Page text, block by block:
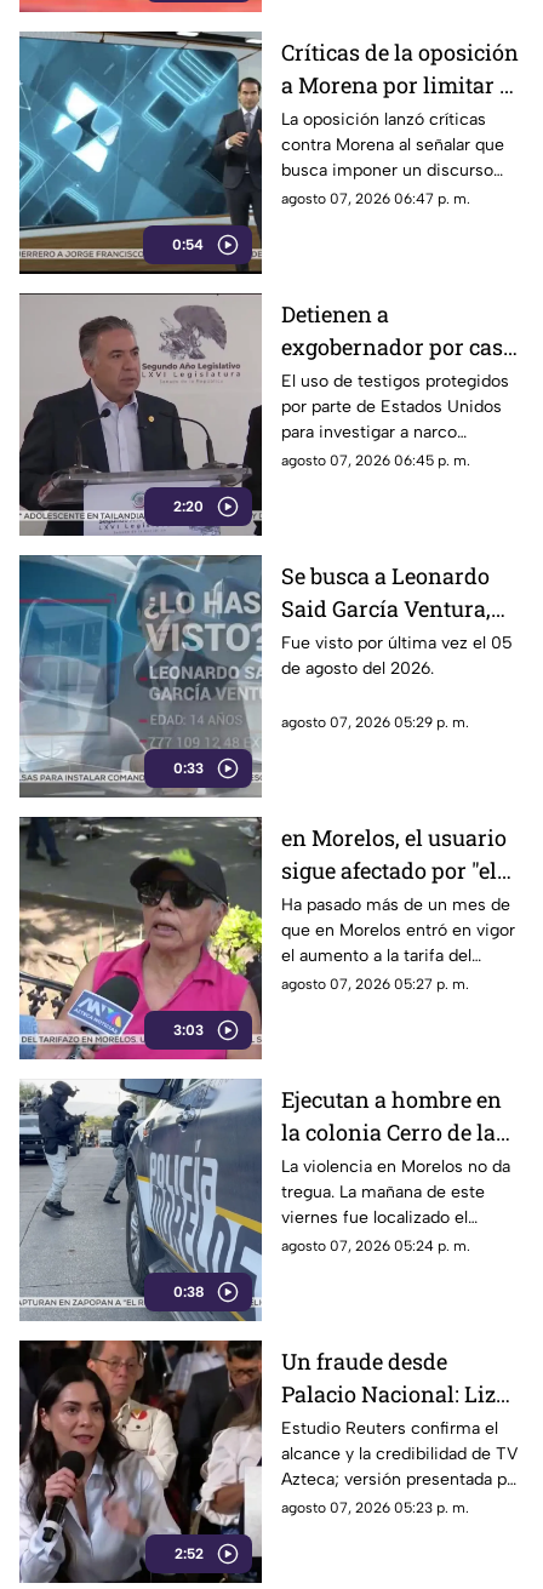
0:54
Críticas de la oposición
a Morena por limitar el
debate político
La oposición lanzó críticas
contra Morena al señalar que
busca imponer un discurso
único y limitar las voces que
agosto 07, 2026 06:47 p. m.
2:20
Detienen a
exgobernador por caso
Ayotzinapa y desaforan
a alcaldes
El uso de testigos protegidos
por parte de Estados Unidos
para investigar a narco
políticos ha sido cuestionado
entre ellos Rubén Rocha y
Enrique Inzunza.
agosto 07, 2026 06:45 p. m.
0:33
Se busca a Leonardo
Said García Ventura,
desaparecido en
Cuernavaca
Fue visto por última vez el 05
de agosto del 2026.
agosto 07, 2026 05:29 p. m.
3:03
en Morelos, el usuario
sigue afectado por "el
tarifazo"
Ha pasado más de un mes de
que en Morelos entró en vigor
el aumento a la tarifa del
transporte público. Un mes,
al interior de las unidades.
agosto 07, 2026 05:27 p. m.
0:38
Ejecutan a hombre en
la colonia Cerro de la
Corona
La violencia en Morelos no da
tregua. La mañana de este
viernes fue localizado el
cuerpo de un hombre con
agosto 07, 2026 05:24 p. m.
2:52
Un fraude desde
Palacio Nacional: Liz
Vilchis intentó
desvirtuar estudio de
Reuters sobre la
credibilidad de TV
Estudio Reuters confirma el
alcance y la credibilidad de TV
Azteca; versión presentada por
Liz Vilchis fue cuestionada al
agosto 07, 2026 05:23 p. m.